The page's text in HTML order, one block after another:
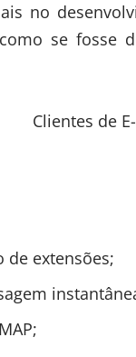
no
se fosse
de extensões;